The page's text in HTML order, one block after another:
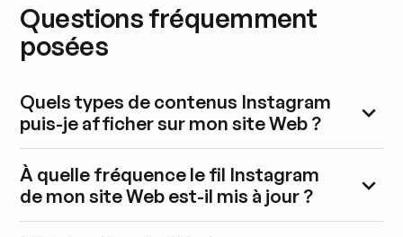
Questions fréquemment
posées
Quels types de contenus Instagram
puis-je afficher sur mon site Web ?
À quelle fréquence le fil Instagram
de mon site Web est-il mis à jour ?